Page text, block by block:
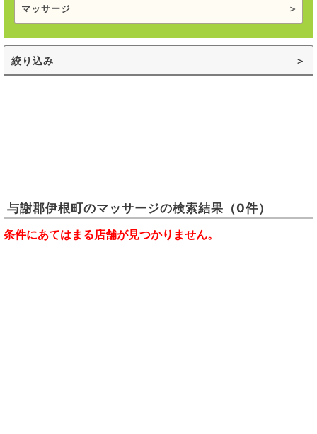
マッサージ
絞り込み
与謝郡伊根町のマッサージの検索結果 （0件）
条件にあてはまる店舗が見つかりません。